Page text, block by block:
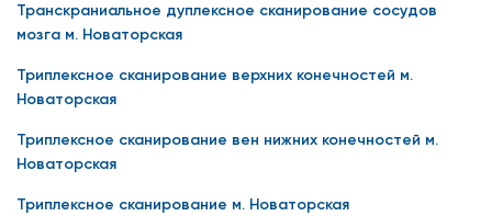
Транскраниальное дуплексное сканирование сосудов
мозга м. Новаторская
Триплексное сканирование верхних конечностей м.
Новаторская
Триплексное сканирование вен нижних конечностей м.
Новаторская
Триплексное сканирование м. Новаторская